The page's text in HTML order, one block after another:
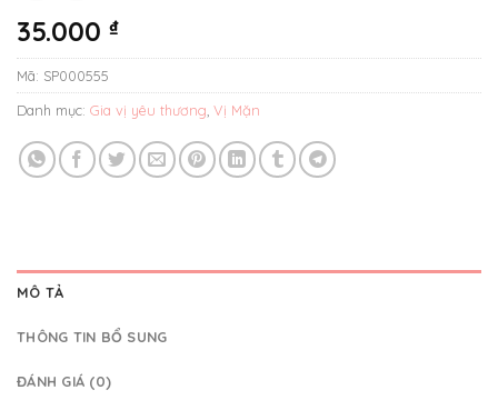
35.000 ₫
Mã: SP000555
Danh mục: Gia vị yêu thương, Vị Mặn
MÔ TẢ
THÔNG TIN BỔ SUNG
ĐÁNH GIÁ (0)